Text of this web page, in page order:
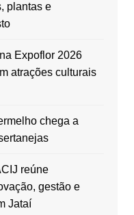
plantas e
Expoflor 2026
atrações culturais
chega a
reúne
gestão e
Jataí